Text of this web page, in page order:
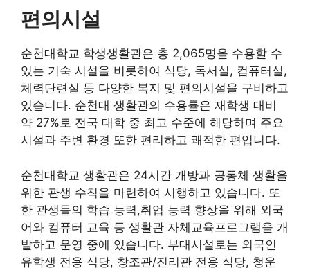
편의시설
순천대학교 학생생활관은 총 2,065명을 수용할 수
있는 기숙 시설을 비롯하여 식당, 독서실, 컴퓨터실,
체력단련실 등 다양한 복지 및 편의시설을 구비하고
있습니다. 순천대 생활관의 수용률은 재학생 대비
약 27%로 전국 대학 중 최고 수준에 해당하며 주요
시설과 주변 환경 또한 편리하고 쾌적한 편입니다.
순천대학교 생활관은 24시간 개방과 공동체 생활을
위한 관생 수칙을 마련하여 시행하고 있습니다. 또
한 관생들의 학습 능력,취업 능력 향상을 위해 외국
어와 컴퓨터 교육 등 생활관 자체교육프로그램을 개
발하고 운영 중에 있습니다. 부대시설로는 외국인
유학생 전용 식당, 창조관/진리관 전용 식당, 청운